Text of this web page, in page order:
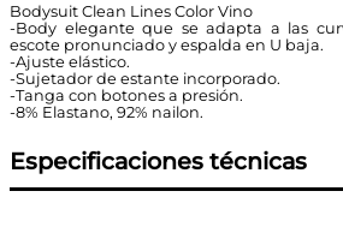
Bodysuit Clean Lines Color Vino
-Body elegante que se adapta a las
escote pronunciado y espalda en U baja.
-Ajuste elástico.
-Sujetador de estante incorporado.
-Tanga con botones a presión.
-8% Elastano, 92% nailon.
Especificaciones técnicas